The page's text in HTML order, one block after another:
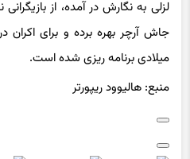
میلادی برنامه ریزی شده است.
منبع: هالیوود ریپورتر